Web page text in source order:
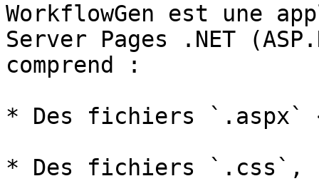
WorkflowGen est une
Server Pages .NET
comprend :
* Des fichiers `.aspx`
* Des fichiers